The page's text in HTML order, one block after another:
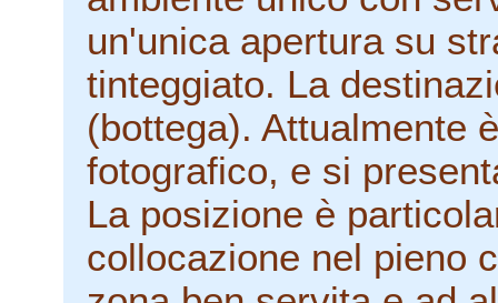
un'unica apertura su
tinteggiato. La
(bottega). Attualmente
fotografico, e si
La posizione è
collocazione nel pieno